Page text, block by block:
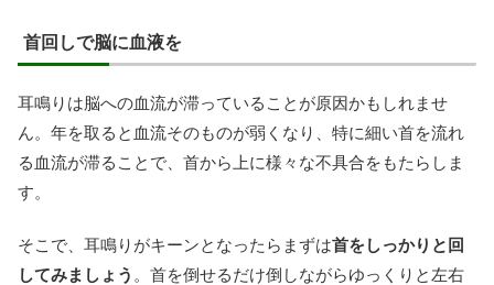
首回しで脳に血液を
耳鳴りは脳への血流が滞っていることが原因かもしれませ
ん。年を取ると血流そのものが弱くなり、特に細い首を流れ
る血流が滞ることで、首から上に様々な不具合をもたらしま
す。
そこで、耳鳴りがキーンとなったらまずは首をしっかりと回
してみましょう 。首を倒せるだけ倒しながらゆっくりと左右